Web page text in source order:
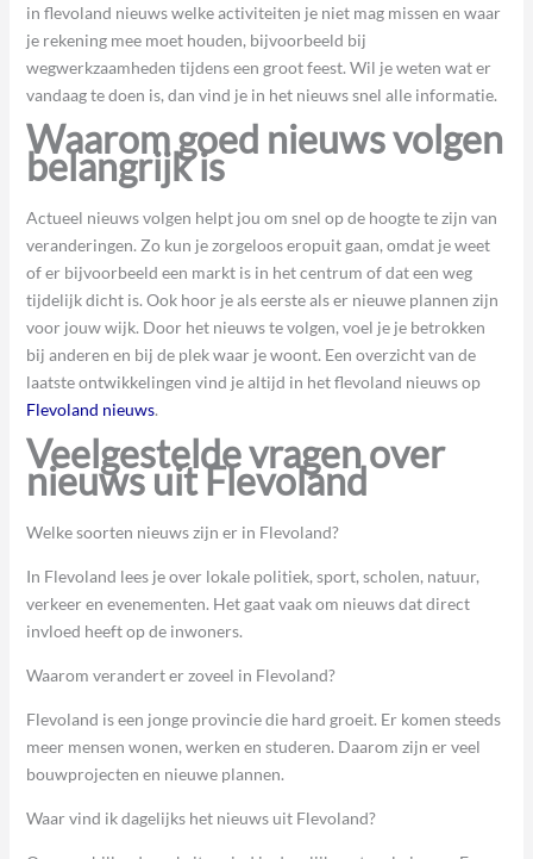
in flevoland nieuws welke activiteiten je niet mag missen en waar
je rekening mee moet houden, bijvoorbeeld bij
wegwerkzaamheden tijdens een groot feest. Wil je weten wat er
vandaag te doen is, dan vind je in het nieuws snel alle informatie.
Waarom goed nieuws volgen
belangrijk is
Actueel nieuws volgen helpt jou om snel op de hoogte te zijn van
veranderingen. Zo kun je zorgeloos eropuit gaan, omdat je weet
of er bijvoorbeeld een markt is in het centrum of dat een weg
tijdelijk dicht is. Ook hoor je als eerste als er nieuwe plannen zijn
voor jouw wijk. Door het nieuws te volgen, voel je je betrokken
bij anderen en bij de plek waar je woont. Een overzicht van de
laatste ontwikkelingen vind je altijd in het flevoland nieuws op
Flevoland nieuws.
Veelgestelde vragen over
nieuws uit Flevoland
Welke soorten nieuws zijn er in Flevoland?
In Flevoland lees je over lokale politiek, sport, scholen, natuur,
verkeer en evenementen. Het gaat vaak om nieuws dat direct
invloed heeft op de inwoners.
Waarom verandert er zoveel in Flevoland?
Flevoland is een jonge provincie die hard groeit. Er komen steeds
meer mensen wonen, werken en studeren. Daarom zijn er veel
bouwprojecten en nieuwe plannen.
Waar vind ik dagelijks het nieuws uit Flevoland?